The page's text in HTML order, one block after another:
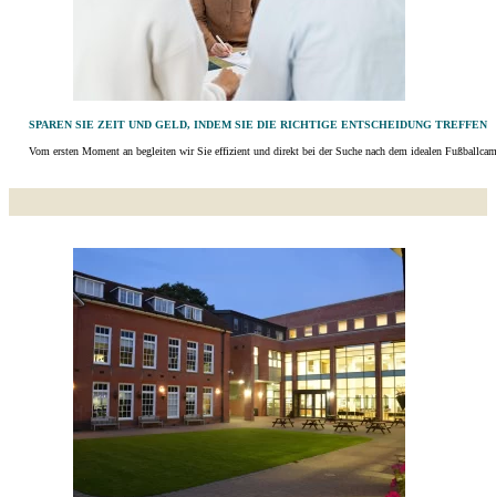
SPAREN SIE ZEIT UND GELD, INDEM SIE DIE RICHTIGE ENTSCHEIDUNG TREFFEN
Vom ersten Moment an begleiten wir Sie effizient und direkt bei der Suche nach dem idealen